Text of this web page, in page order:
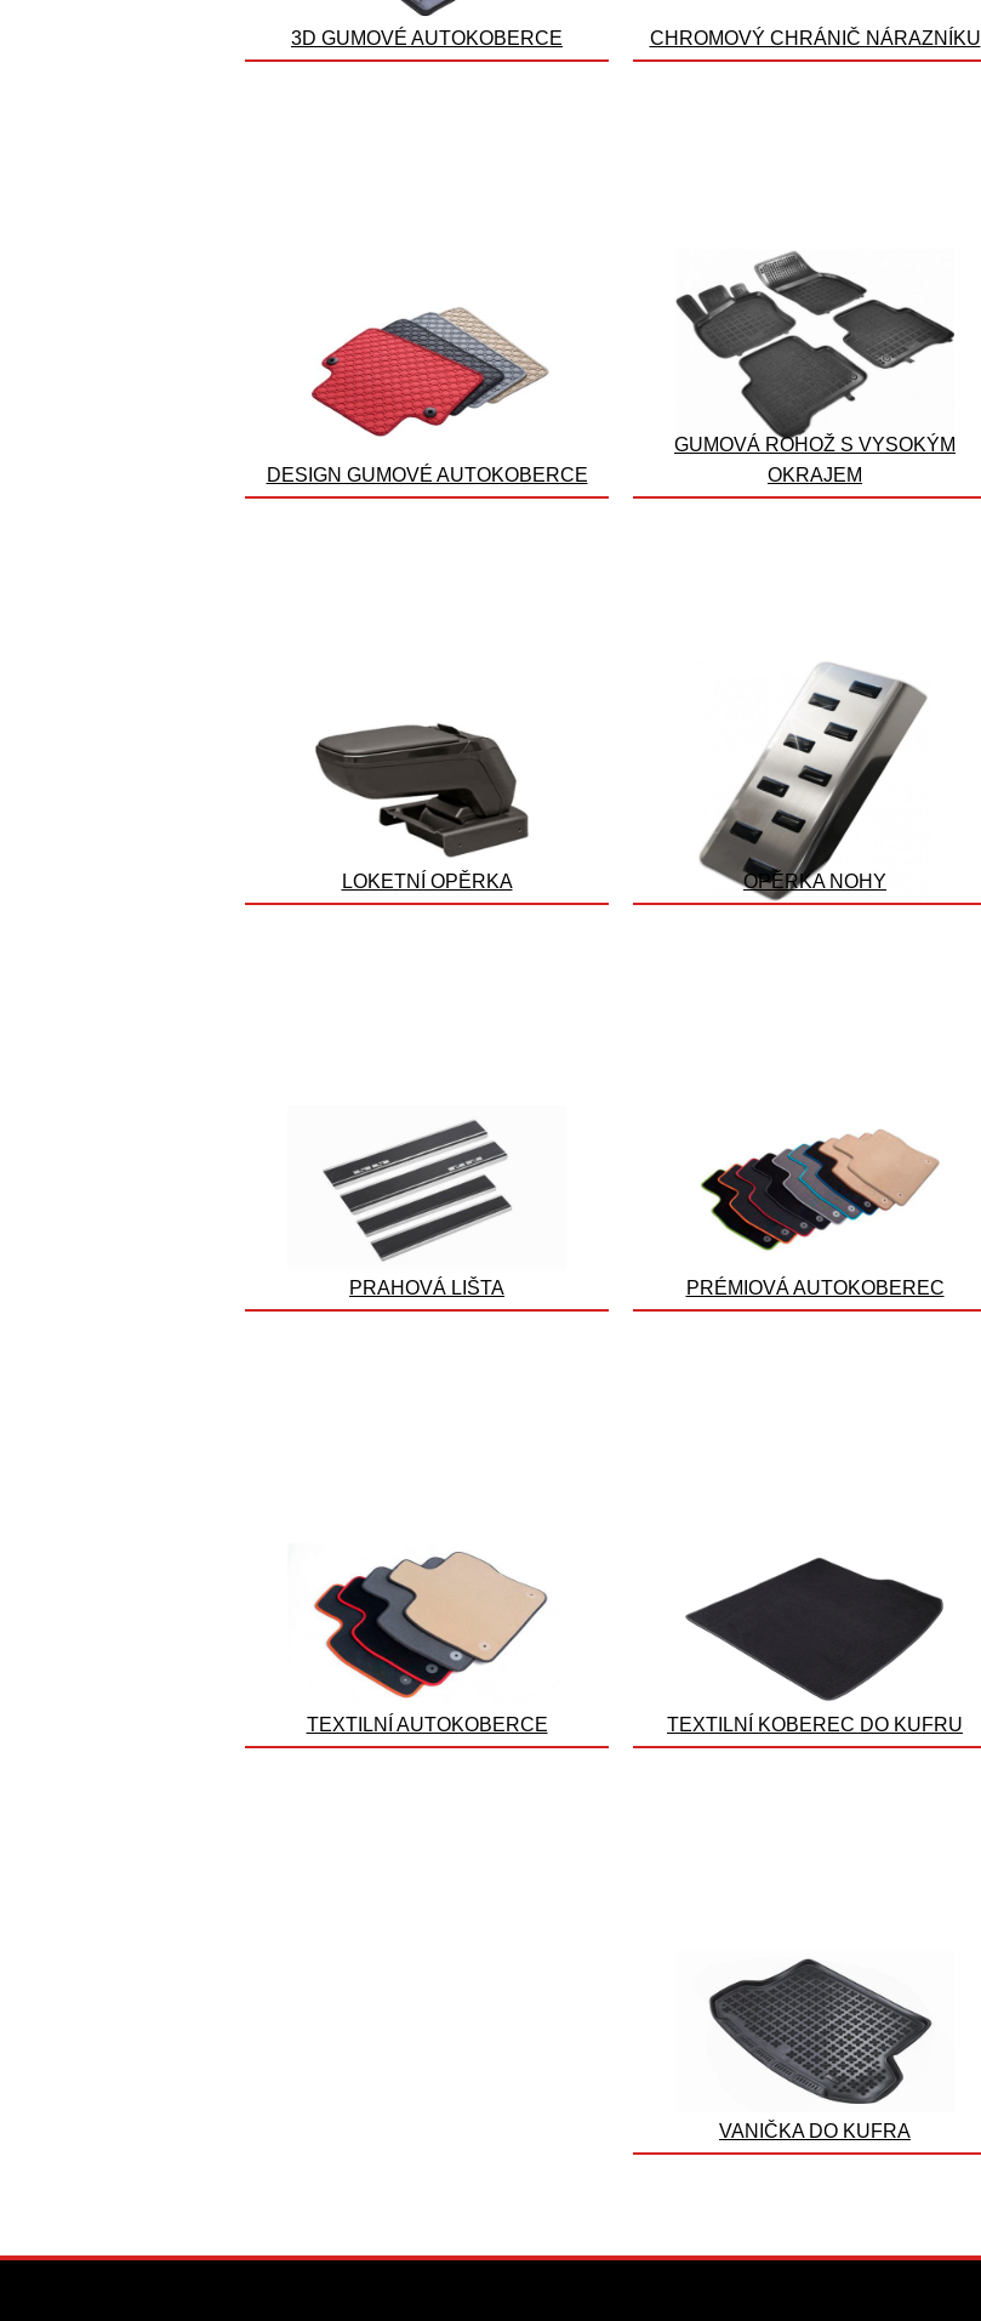
3D GUMOVÉ AUTOKOBERCE CHROMOVÝ CHRÁNIČ NÁRAZNÍKU
DESIGN GUMOVÉ AUTOKOBERCE
GUMOVÁ ROHOŽ S VYSOKÝM
OKRAJEM
LOKETNÍ OPĚRKA OPĚRKA NOHY
PRAHOVÁ LIŠTA PRÉMIOVÁ AUTOKOBEREC
TEXTILNÍ AUTOKOBERCE TEXTILNÍ KOBEREC DO KUFRU
VANIČKA DO KUFRA